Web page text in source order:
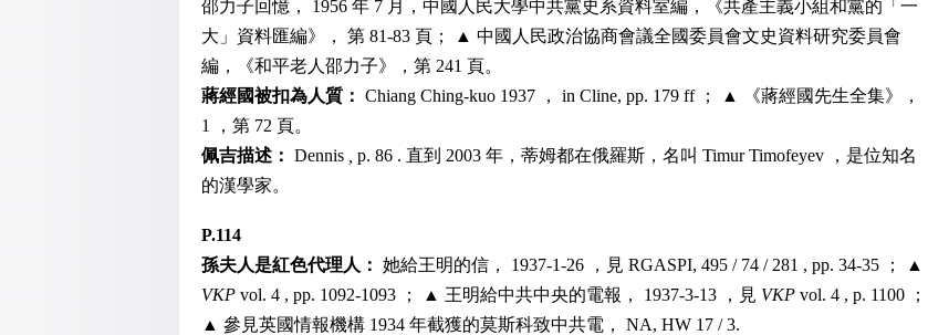
邵力子回憶， 1956 年 7 月，中國人民大學中共黨史系資料室編，《共產主義小組和黨的「一
大」資料匯編》， 第 81-83 頁； ▲ 中國人民政治協商會議全國委員會文史資料研究委員會
編，《和平老人邵力子》，第 241 頁。
蔣經國被扣為人質： Chiang Ching-kuo 1937 ， in Cline, pp. 179 ff ； ▲ 《蔣經國先生全集》，
1 ，第 72 頁。
佩吉描述： Dennis
p. 86 . 直到 2003 年，蒂姆都在俄羅斯，名叫 Timur Timofeyev ，是位知名
的漢學家。
P.114
孫夫人是紅色代理人： 她給王明的信， 1937-1-26 ，見 RGASPI, 495 / 74 / 281 , pp. 34-35 ； ▲
VKP vol. 4 , pp. 1092-1093 ； ▲ 王明給中共中央的電報， 1937-3-13 ，見 VKP vol. 4 , p. 1100 ；
▲ 參見英國情報機構 1934 年截獲的莫斯科致中共電， NA, HW 17 / 3.